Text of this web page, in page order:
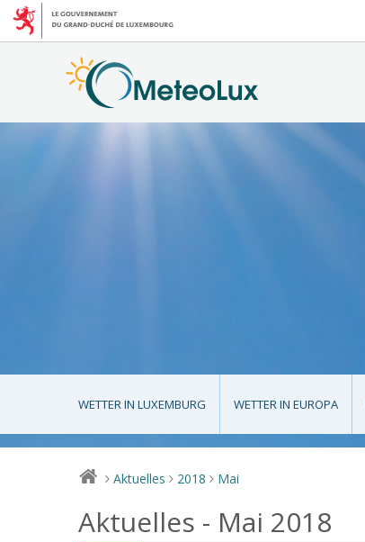
WETTER IN LUXEMBURG WETTER IN EUROPA
> Aktuelles > 2018 > Mai
Aktuelles - Mai 2018